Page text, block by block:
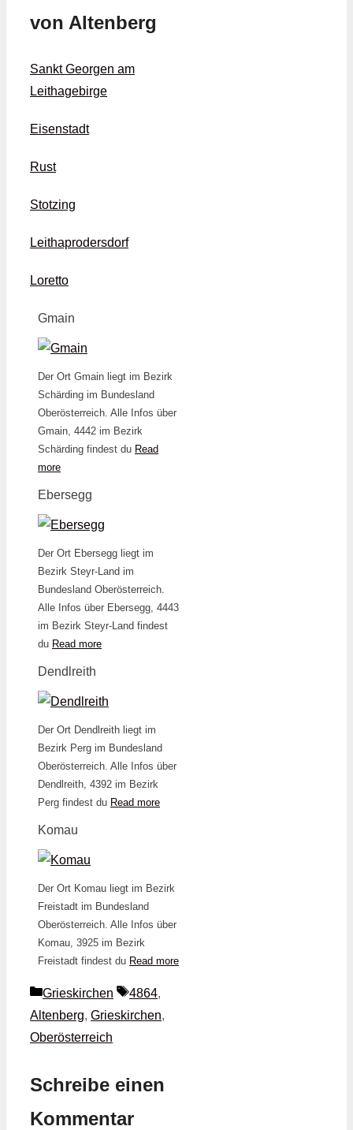
von Altenberg
Sankt Georgen am
Leithagebirge
Eisenstadt
Rust
Stotzing
Leithaprodersdorf
Loretto
Gmain
Der Ort Gmain liegt im Bezirk
Schärding im Bundesland
Oberösterreich. Alle Infos über
Gmain, 4442 im Bezirk
Schärding findest du Read
more
Ebersegg
Der Ort Ebersegg liegt im
Bezirk Steyr-Land im
Bundesland Oberösterreich.
Alle Infos über Ebersegg, 4443
im Bezirk Steyr-Land findest
du Read more
Dendlreith
Der Ort Dendlreith liegt im
Bezirk Perg im Bundesland
Oberösterreich. Alle Infos über
Dendlreith, 4392 im Bezirk
Perg findest du Read more
Komau
Der Ort Komau liegt im Bezirk
Freistadt im Bundesland
Oberösterreich. Alle Infos über
Komau, 3925 im Bezirk
Freistadt findest du Read more
Kategorien
Grieskirchen Schlagwörter
4864,
Altenberg, Grieskirchen,
Oberösterreich
Schreibe einen
Kommentar